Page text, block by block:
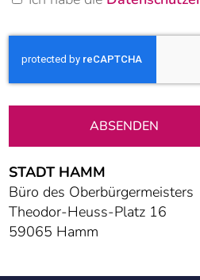
ABSENDEN
STADT HAMM
Büro des Oberbürgermeisters
Theodor-Heuss-Platz 16
59065 Hamm